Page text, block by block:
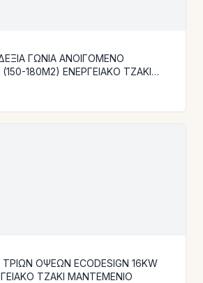
ΔΕΞΙΑ ΓΩΝΙΑ ΑΝΟΙΓΟΜΕΝΟ
(150-180M2) ΕΝΕΡΓΕΙΑΚΟ ΤΖΑΚΙ
ΤΡΙΩΝ ΟΨΕΩΝ ECODESIGN 16KW
ΤΖΑΚΙ ΜΑΝΤΕΜΕΝΙΟ